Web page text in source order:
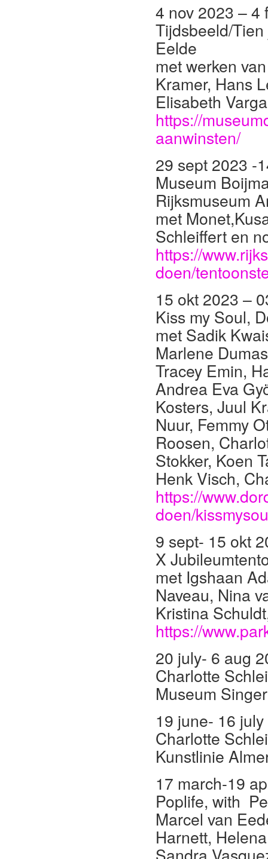
4 nov 2023 – 4
Tijdsbeeld/
Eelde
met werken
Kramer, Hans
Elisabeth
https://
aanwinsten/
29 sept 2023 -
Museum
Rijksmuseum
met
Schleiffert en
https://
doen/
15 okt 2023 –
Kiss my Soul,
met Sadik
Marlene
Tracey Emin,
Andrea Eva
Kosters, Juul
Nuur, Femmy
Roosen,
Stokker, Koen
Henk Visch,
https://
doen/
9 sept- 15 okt
X
met Igshaan
Naveau, Nina
Kristina
https://
20 july- 6 aug
Charlotte
Museum
19 june- 16
Charlotte
Kunstlinie
17 march-19
Poplife, with
Marcel van
Harnett,